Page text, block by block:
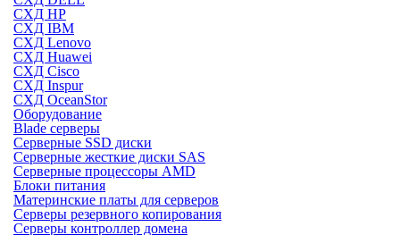
СХД HP
СХД IBM
СХД Lenovo
СХД Huawei
СХД Cisco
СХД Inspur
СХД OceanStor
Оборудование
Blade серверы
Серверные SSD диски
Cерверные жесткие диски SAS
Серверные процессоры AMD
Блоки питания
Материнские платы для серверов
Серверы резервного копирования
Серверы контроллер домена